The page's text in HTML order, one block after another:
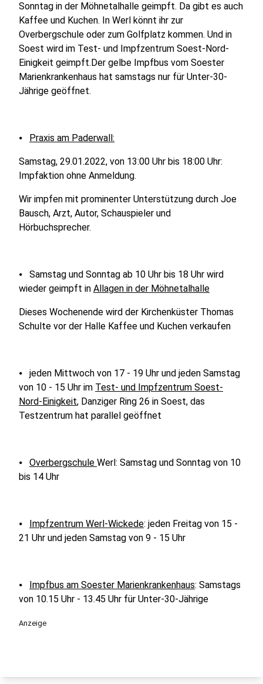
Sonntag in der Möhnetalhalle geimpft. Da gibt es auch
Kaffee und Kuchen. In Werl könnt ihr zur
Overbergschule oder zum Golfplatz kommen. Und in
Soest wird im Test- und Impfzentrum Soest-Nord-
Einigkeit geimpft.Der gelbe Impfbus vom Soester
Marienkrankenhaus hat samstags nur für Unter-30-
Jährige geöffnet.
⦁ Praxis am Paderwall:
Samstag, 29.01.2022, von 13:00 Uhr bis 18:00 Uhr:
Impfaktion ohne Anmeldung.
Wir impfen mit prominenter Unterstützung durch Joe
Bausch, Arzt, Autor, Schauspieler und
Hörbuchsprecher.
⦁ Samstag und Sonntag ab 10 Uhr bis 18 Uhr wird
wieder geimpft in Allagen in der Möhnetalhalle
Dieses Wochenende wird der Kirchenküster Thomas
Schulte vor der Halle Kaffee und Kuchen verkaufen
⦁ jeden Mittwoch von 17 - 19 Uhr und jeden Samstag
von 10 - 15 Uhr im Test- und Impfzentrum Soest-
Nord-Einigkeit, Danziger Ring 26 in Soest, das
Testzentrum hat parallel geöffnet
⦁ Overbergschule Werl: Samstag und Sonntag von 10
bis 14 Uhr
⦁ Impfzentrum Werl-Wickede: jeden Freitag von 15 -
21 Uhr und jeden Samstag von 9 - 15 Uhr
⦁ Impfbus am Soester Marienkrankenhaus: Samstags
von 10.15 Uhr - 13.45 Uhr für Unter-30-Jährige
Anzeige